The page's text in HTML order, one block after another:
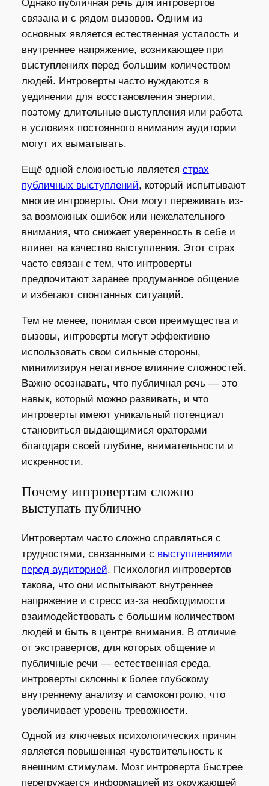
Однако публичная речь для интровертов
связана и с рядом вызовов. Одним из
основных является естественная усталость и
внутреннее напряжение, возникающее при
выступлениях перед большим количеством
людей. Интроверты часто нуждаются в
уединении для восстановления энергии,
поэтому длительные выступления или работа
в условиях постоянного внимания аудитории
могут их выматывать.
Ещё одной сложностью является страх
публичных выступлений, который испытывают
многие интроверты. Они могут переживать из-
за возможных ошибок или нежелательного
внимания, что снижает уверенность в себе и
влияет на качество выступления. Этот страх
часто связан с тем, что интроверты
предпочитают заранее продуманное общение
и избегают спонтанных ситуаций.
Тем не менее, понимая свои преимущества и
вызовы, интроверты могут эффективно
использовать свои сильные стороны,
минимизируя негативное влияние сложностей.
Важно осознавать, что публичная речь — это
навык, который можно развивать, и что
интроверты имеют уникальный потенциал
становиться выдающимися ораторами
благодаря своей глубине, внимательности и
искренности.
Почему интровертам сложно
выступать публично
Интровертам часто сложно справляться с
трудностями, связанными с выступлениями
перед аудиторией. Психология интровертов
такова, что они испытывают внутреннее
напряжение и стресс из-за необходимости
взаимодействовать с большим количеством
людей и быть в центре внимания. В отличие
от экстравертов, для которых общение и
публичные речи — естественная среда,
интроверты склонны к более глубокому
внутреннему анализу и самоконтролю, что
увеличивает уровень тревожности.
Одной из ключевых психологических причин
является повышенная чувствительность к
внешним стимулам. Мозг интроверта быстрее
перегружается информацией из окружающей